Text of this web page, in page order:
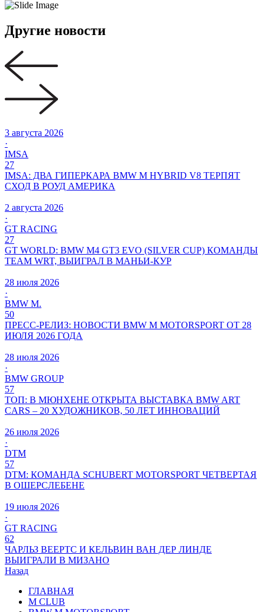
Другие новости
3 августа 2026
·
IMSA
27
IMSA: ДВА ГИПЕРКАРА BMW M HYBRID V8 ТЕРПЯТ
СХОД В РОУД АМЕРИКА
2 августа 2026
·
GT RACING
27
GT WORLD: BMW M4 GT3 EVO (SILVER CUP) КОМАНДЫ
TEAM WRT, ВЫИГРАЛ В МАНЬИ-КУР
28 июля 2026
·
BMW M.
50
ПРЕСС-РЕЛИЗ: НОВОСТИ BMW M MOTORSPORT ОТ 28
ИЮЛЯ 2026 ГОДА
28 июля 2026
·
BMW GROUP
57
ТОП: В МЮНХЕНЕ ОТКРЫТА ВЫСТАВКА BMW ART
CARS – 20 ХУДОЖНИКОВ, 50 ЛЕТ ИННОВАЦИЙ
26 июля 2026
·
DTM
57
DTM: КОМАНДА SCHUBERT MOTORSPORT ЧЕТВЕРТАЯ
В ОШЕРСЛЕБЕНЕ
19 июля 2026
·
GT RACING
62
ЧАРЛЬЗ ВЕЕРТС И КЕЛЬВИН ВАН ДЕР ЛИНДЕ
ВЫИГРАЛИ В МИЗАНО
Назад
ГЛАВНАЯ
M CLUB